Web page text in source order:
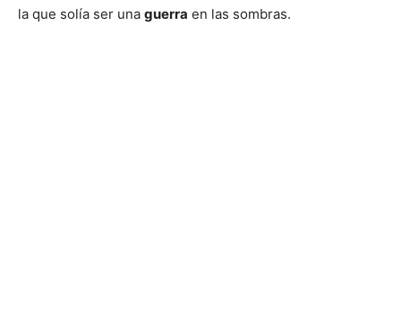
la que solía ser una guerra en las sombras.